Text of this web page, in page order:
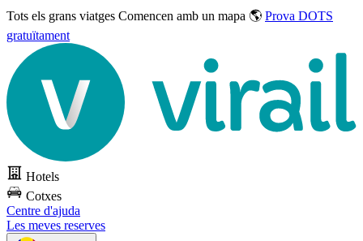
Tots els grans viatges Comencen amb un mapa 🌎 Prova DOTS
gratuïtament
Hotels
Cotxes
Centre d'ajuda
Les meves reserves